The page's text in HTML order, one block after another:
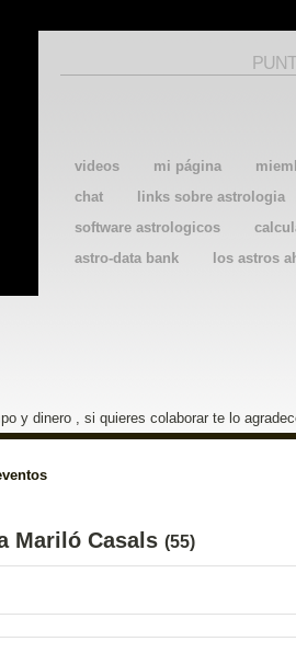
videos mi página
chat
links sobre astrologia
software astrologicos
astro-data bank
los astros
y dinero , si quieres colaborar te lo
Mariló Casals (55)